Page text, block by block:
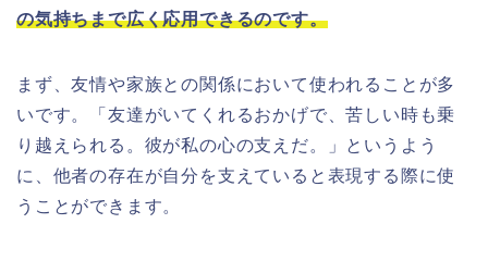
の気持ちまで広く応用できるのです。
まず、友情や家族との関係において使われることが多
いです。「友達がいてくれるおかげで、苦しい時も乗
り越えられる。彼が私の心の支えだ。」というよう
に、他者の存在が自分を支えていると表現する際に使
うことができます。